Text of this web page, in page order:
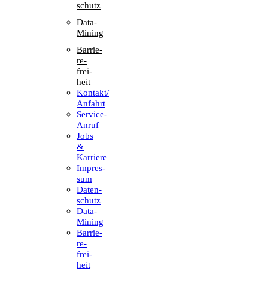
schutz
Data-
Mining
Barrie­
re­
frei­
heit
Kontakt/​​
Anfahrt
Service-
Anruf
Jobs
&
Karriere
Impres­
sum
Daten­
schutz
Data-
Mining
Barrie­
re­
frei­
heit